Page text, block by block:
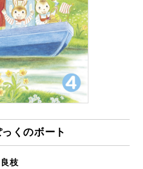
くのボート
枝